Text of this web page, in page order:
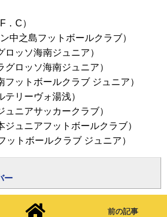
．C）
中之島フットボールクラブ）
ッソ海南ジュニア）
ロッソ海南ジュニア）
ットボールクラブ ジュニア）
リーヴォ湯浅）
ニアサッカークラブ）
ュニアフットボールクラブ）
ットボールクラブ ジュニア）
ー
前の記事